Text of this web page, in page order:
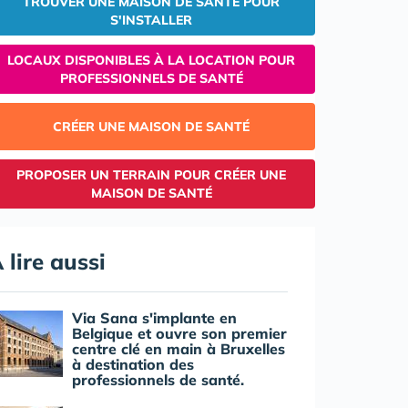
S'INSTALLER
LOCAUX DISPONIBLES À LA LOCATION POUR
PROFESSIONNELS DE SANTÉ
CRÉER UNE MAISON DE SANTÉ
PROPOSER UN TERRAIN POUR CRÉER UNE
MAISON DE SANTÉ
lire aussi
Via Sana s'implante en
Belgique et ouvre son premier
centre clé en main à Bruxelles
à destination des
professionnels de santé.